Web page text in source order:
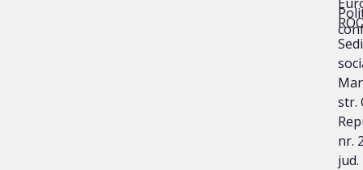
str.
nr.